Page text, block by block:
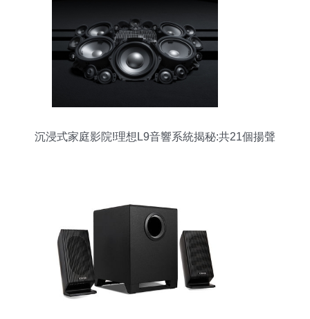
沉浸式家庭影院!理想L9音響系統揭秘:共21個揚聲